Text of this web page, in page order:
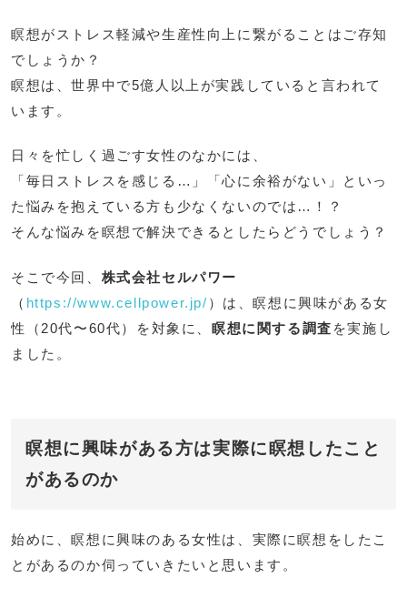
瞑想がストレス軽減や生産性向上に繋がることはご存知
でしょうか？
瞑想は、世界中で5億人以上が実践していると言われて
います。
日々を忙しく過ごす女性のなかには、
「毎日ストレスを感じる…」「心に余裕がない」といっ
た悩みを抱えている方も少なくないのでは…！？
そんな悩みを瞑想で解決できるとしたらどうでしょう？
そこで今回、 株式会社セルパワー
（ https://www.cellpower.jp/ ）は、瞑想に興味がある女
性（20代〜60代）を対象に、 瞑想に関する調査 を実施し
ました。
瞑想に興味がある方は実際に瞑想したこと
があるのか
始めに、瞑想に興味のある女性は、実際に瞑想をしたこ
とがあるのか伺っていきたいと思います。